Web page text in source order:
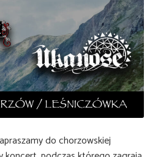
do chorzowskiej